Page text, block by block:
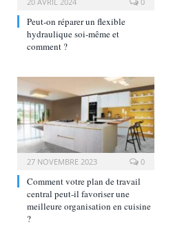
Peut-on réparer un flexible
hydraulique soi-même et
comment ?
27 NOVEMBRE 2023 0
Comment votre plan de travail
central peut-il favoriser une
meilleure organisation en cuisine
?